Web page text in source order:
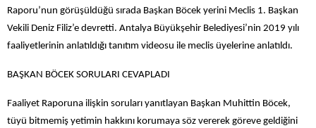
Raporu’nun görüşüldüğü sırada Başkan Böcek yerini Meclis 1. Başkan
Vekili Deniz Filiz’e devretti. Antalya Büyükşehir Belediyesi’nin 2019 yılı
faaliyetlerinin anlatıldığı tanıtım videosu ile meclis üyelerine anlatıldı.
BAŞKAN BÖCEK SORULARI CEVAPLADI
Faaliyet Raporuna ilişkin soruları yanıtlayan Başkan Muhittin Böcek,
tüyü bitmemiş yetimin hakkını korumaya söz vererek göreve geldiğini